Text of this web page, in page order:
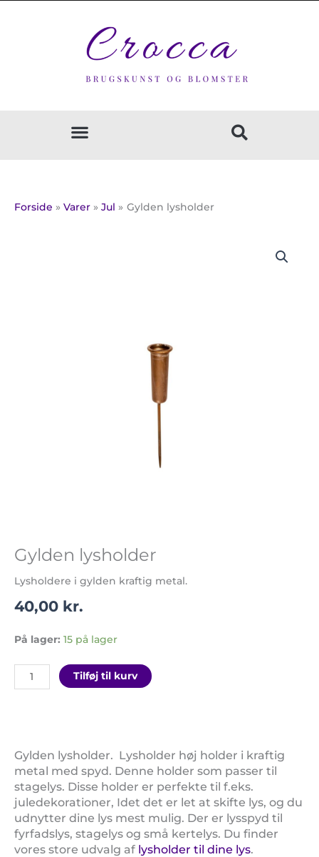
Forside Varer Jul Gylden lysholder
Gylden lysholder
Lysholdere i gylden kraftig metal.
40,00 kr.
På lager: 15 på lager
Tilføj til kurv
Gylden lysholder. Lysholder høj holder i kraftig
metal med spyd. Denne holder som passer til
stagelys. Disse holder er perfekte til f.eks.
juledekorationer, Idet det er let at skifte lys, og du
udnytter dine lys mest mulig. Der er lysspyd til
fyrfadslys, stagelys og små kertelys. Du finder
vores store udvalg af lysholder til dine lys.